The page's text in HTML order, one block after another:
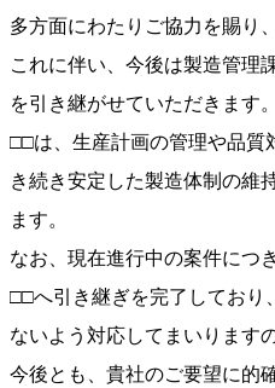
多方面にわたりご協力を賜り
これに伴い、今後は製造管理
を引き継がせていただきます。
□□は、生産計画の管理や品質
き続き安定した製造体制の維
ます。
なお、現在進行中の案件に
□□へ引き継ぎを完了しており
ないよう対応してまいります
今後とも、貴社のご要望に的